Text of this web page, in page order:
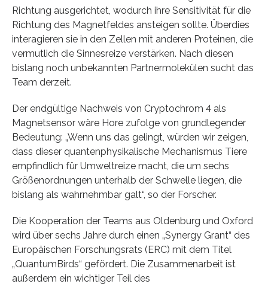
Richtung ausgerichtet, wodurch ihre Sensitivität für die
Richtung des Magnetfeldes ansteigen sollte. Überdies
interagieren sie in den Zellen mit anderen Proteinen, die
vermutlich die Sinnesreize verstärken. Nach diesen
bislang noch unbekannten Partnermolekülen sucht das
Team derzeit.
Der endgültige Nachweis von Cryptochrom 4 als
Magnetsensor wäre Hore zufolge von grundlegender
Bedeutung: „Wenn uns das gelingt, würden wir zeigen,
dass dieser quantenphysikalische Mechanismus Tiere
empfindlich für Umweltreize macht, die um sechs
Größenordnungen unterhalb der Schwelle liegen, die
bislang als wahrnehmbar galt“, so der Forscher.
Die Kooperation der Teams aus Oldenburg und Oxford
wird über sechs Jahre durch einen „Synergy Grant“ des
Europäischen Forschungsrats (ERC) mit dem Titel
„QuantumBirds“ gefördert. Die Zusammenarbeit ist
außerdem ein wichtiger Teil des